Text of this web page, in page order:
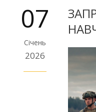
07
Січень
2026